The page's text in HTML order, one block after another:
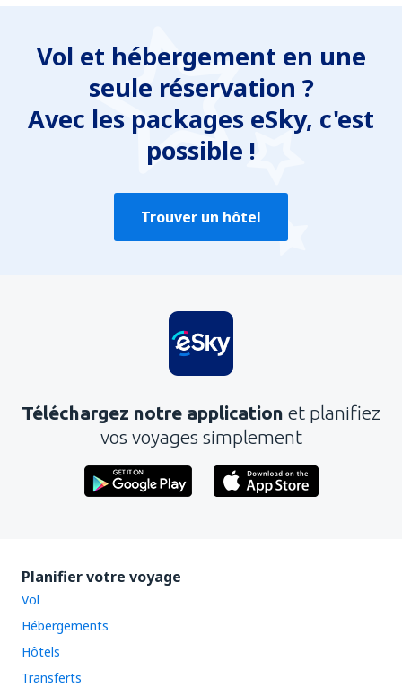
Vol et hébergement en une
seule réservation ?
Avec les packages eSky, c'est
possible !
Trouver un hôtel
Téléchargez notre application et planifiez
vos voyages simplement
Planifier votre voyage
Vol
Hébergements
Hôtels
Transferts